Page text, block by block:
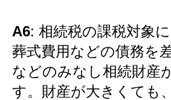
A6: 相続税の課税対象
葬式費用などの債務を
などのみなし相続財産
す。財産が大きくても